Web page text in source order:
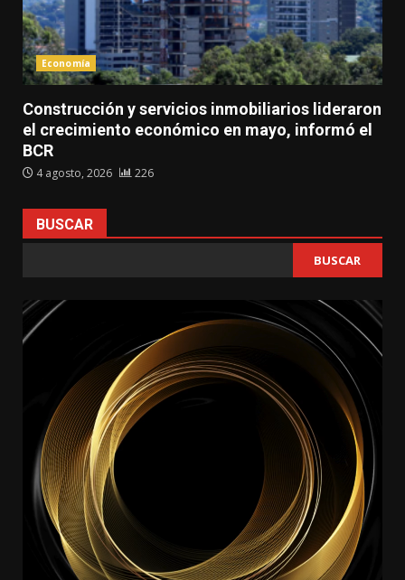
Economía
Construcción y servicios inmobiliarios lideraron
el crecimiento económico en mayo, informó el
BCR
4 agosto, 2026 226
BUSCAR
BUSCAR